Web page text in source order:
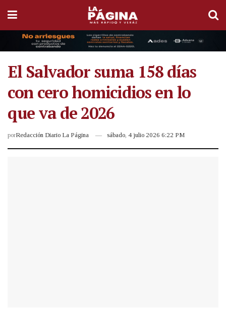
El Salvador suma 158 días
con cero homicidios en lo
que va de 2026
porRedacción Diario La Página sábado, 4 julio 2026 6:22 PM